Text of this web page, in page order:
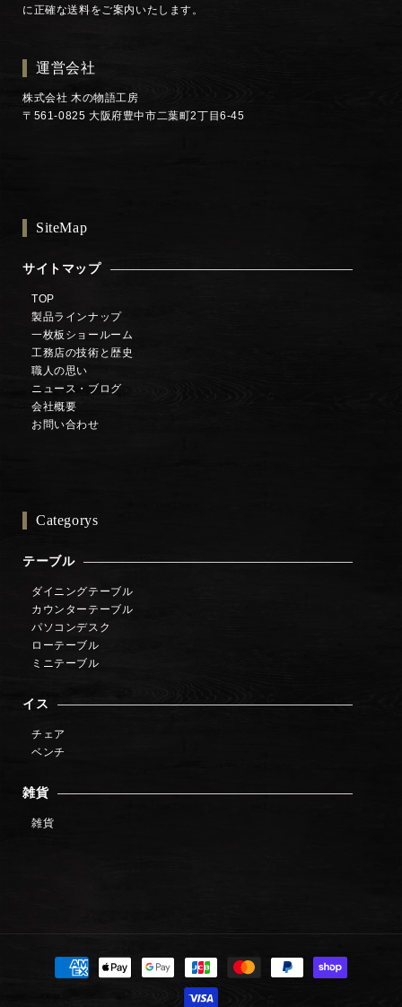
に正確な送料をご案内いたします。
運営会社
株式会社 木の物語工房
〒561-0825 大阪府豊中市二葉町2丁目6-45
SiteMap
サイトマップ
TOP
製品ラインナップ
一枚板ショールーム
工務店の技術と歴史
職人の思い
ニュース・ブログ
会社概要
お問い合わせ
Categorys
テーブル
ダイニングテーブル
カウンターテーブル
パソコンデスク
ローテーブル
ミニテーブル
イス
チェア
ベンチ
雑貨
雑貨